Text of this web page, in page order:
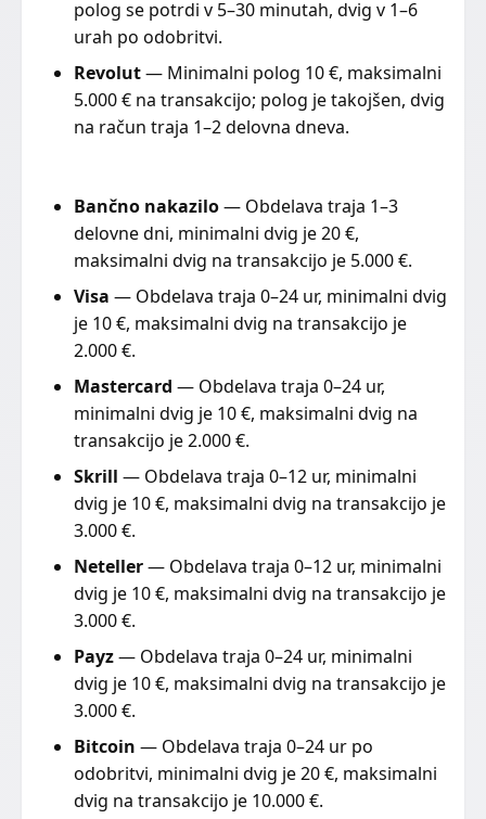
polog se potrdi v 5–30 minutah, dvig v 1–6
urah po odobritvi.
Revolut— Minimalni polog 10 €, maksimalni
5.000 € na transakcijo; polog je takojšen, dvig
na račun traja 1–2 delovna dneva.
Bančno nakazilo— Obdelava traja 1–3
delovne dni, minimalni dvig je 20 €,
maksimalni dvig na transakcijo je 5.000 €.
Visa — Obdelava traja 0–24 ur, minimalni dvig
je 10 €, maksimalni dvig na transakcijo je
2.000 €.
Mastercard — Obdelava traja 0–24 ur,
minimalni dvig je 10 €, maksimalni dvig na
transakcijo je 2.000 €.
Skrill — Obdelava traja 0–12 ur, minimalni
dvig je 10 €, maksimalni dvig na transakcijo je
3.000 €.
Neteller— Obdelava traja 0–12 ur, minimalni
dvig je 10 €, maksimalni dvig na transakcijo je
3.000 €.
Payz— Obdelava traja 0–24 ur, minimalni
dvig je 10 €, maksimalni dvig na transakcijo je
3.000 €.
Bitcoin — Obdelava traja 0–24 ur po
odobritvi, minimalni dvig je 20 €, maksimalni
dvig na transakcijo je 10.000 €.